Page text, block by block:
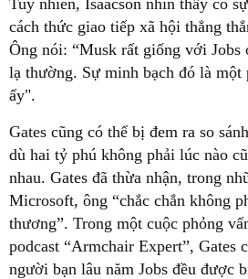
cách thức giao tiếp xã hội thẳng
Ông nói: “Musk rất giống với Jobs
lạ thường. Sự minh bạch đó là một
ấy".
Gates cũng có thể bị đem ra so
dù hai tỷ phú không phải lúc nào
nhau. Gates đã thừa nhận, trong
Microsoft, ông “chắc chắn không
thương”. Trong một cuộc phỏng
podcast “Armchair Expert”, Gates
người bạn lâu năm Jobs đều được